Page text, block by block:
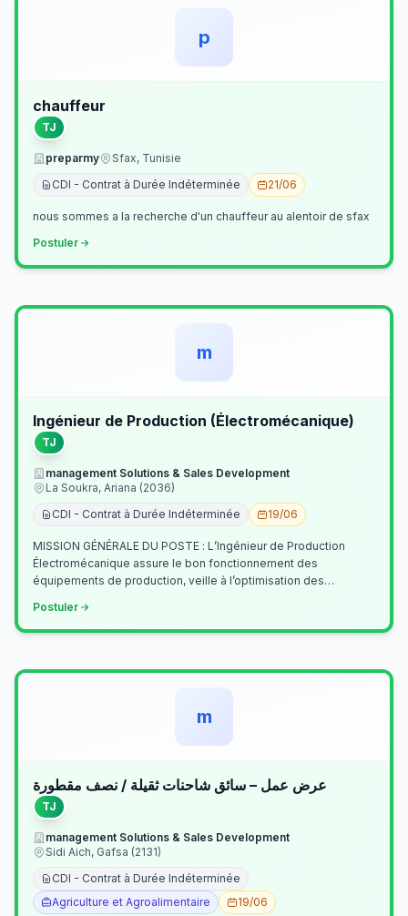
p
chauffeur
TJ
preparmy
Sfax, Tunisie
CDI - Contrat à Durée Indéterminée
21/06
nous sommes a la recherche d'un chauffeur au alentoir de sfax
Postuler
m
Ingénieur de Production (Électromécanique)
TJ
management Solutions & Sales Development
La Soukra, Ariana (2036)
CDI - Contrat à Durée Indéterminée
19/06
MISSION GÉNÉRALE DU POSTE : L’Ingénieur de Production
Électromécanique assure le bon fonctionnement des
équipements de production, veille à l’optimisation des
Postuler
m
عرض عمل – سائق شاحنات ثقيلة / نصف مقطورة
TJ
management Solutions & Sales Development
Sidi Aich, Gafsa (2131)
CDI - Contrat à Durée Indéterminée
Agriculture et Agroalimentaire
19/06